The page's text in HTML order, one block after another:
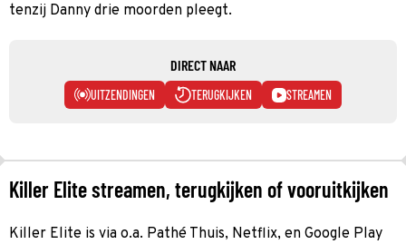
tenzij Danny drie moorden pleegt.
DIRECT NAAR
UITZENDINGEN TERUGKIJKEN STREAMEN
Killer Elite streamen, terugkijken of vooruitkijken
Killer Elite is via o.a. Pathé Thuis, Netflix, en Google Play